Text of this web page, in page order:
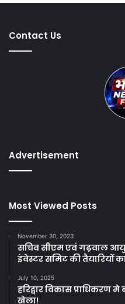
Contact Us
Advertisement
Most Viewed Posts
November 30, 2023
सचिव सीएम एवं गढ़वाल
इंवेस्टर समिट की तैयारियों
July 10, 2025
हरिद्वार विकास
खेला!